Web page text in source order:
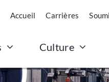
Accueil Carrières
Culture